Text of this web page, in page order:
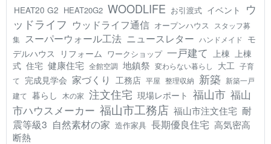
HEAT20 G2 HEAT20G2 WOODLIFE お引渡式 イベント
ウ
ッドライフ ウッドライフ通信 オープンハウス
スタッフ募
集 スーパーウォール工法 ニュースレター ハンドメイド モ
デルハウス
リフォーム ワークショップ 一戸建て 上棟 上棟
式 住宅 健康住宅 全館空調 地鎮祭 変わらない暮らし 大工 子育
て 完成見学会 家づくり 工務店 平屋 整理収納 新築 新築一戸
建て 暮らし 木の家 注文住宅 現場レポート 福山市 福山
市ハウスメーカー 福山市工務店 福山市注文住宅 耐
震等級3 自然素材の家 造作家具 長期優良住宅 高気密高
断熱